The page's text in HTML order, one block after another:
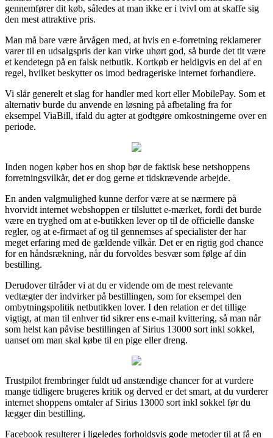
gennemfører dit køb, således at man ikke er i tvivl om at skaffe sig
den mest attraktive pris.
Man må bare være årvågen med, at hvis en e-forretning reklamerer
varer til en udsalgspris der kan virke uhørt god, så burde det tit være
et kendetegn på en falsk netbutik. Kortkøb er heldigvis en del af en
regel, hvilket beskytter os imod bedrageriske internet forhandlere.
Vi slår generelt et slag for handler med kort eller MobilePay. Som et
alternativ burde du anvende en løsning på afbetaling fra for
eksempel ViaBill, ifald du agter at godtgøre omkostningerne over en
periode.
Inden nogen køber hos en shop bør de faktisk bese netshoppens
forretningsvilkår, det er dog gerne et tidskrævende arbejde.
En anden valgmulighed kunne derfor være at se nærmere på
hvorvidt internet webshoppen er tilsluttet e-mærket, fordi det burde
være en tryghed om at e-butikken lever op til de officielle danske
regler, og at e-firmaet af og til gennemses af specialister der har
meget erfaring med de gældende vilkår. Det er en rigtig god chance
for en håndsrækning, når du forvoldes besvær som følge af din
bestilling.
Derudover tilråder vi at du er vidende om de mest relevante
vedtægter der indvirker på bestillingen, som for eksempel den
ombytningspolitik netbutikken lover. I den relation er det tillige
vigtigt, at man til enhver tid sikrer ens e-mail kvittering, så man når
som helst kan påvise bestillingen af Sirius 13000 sort inkl sokkel,
uanset om man skal købe til en pige eller dreng.
Trustpilot frembringer fuldt ud anstændige chancer for at vurdere
mange tidligere brugeres kritik og derved er det smart, at du vurderer
internet shoppens omtaler af Sirius 13000 sort inkl sokkel før du
lægger din bestilling.
Facebook resulterer i ligeledes forholdsvis gode metoder til at få en